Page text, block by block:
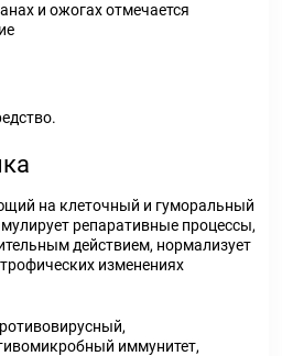
и ожогах отмечается
на клеточный и гуморальный
репаративные процессы,
действием, нормализует
изменениях
иммунитет,